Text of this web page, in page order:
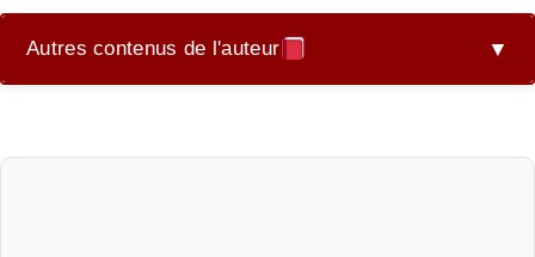
Autres contenus de l'auteur ▼